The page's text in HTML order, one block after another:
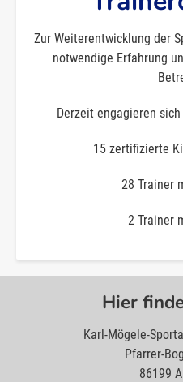
Zur Weiterentwicklung der
notwendige Erfahrung
Derzeit engagieren
15 zertifizierte
28 Trainer
2 Trainer
Hier
Karl-Mögele-
Pfarrer-
86199